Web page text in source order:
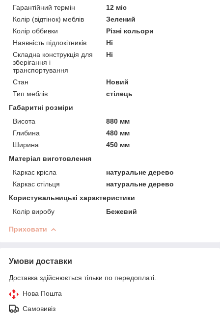
Гарантійний термін
12 міс
Колір (відтінок) меблів
Зелений
Колір оббивки
Різні кольори
Наявність підлокітників
Ні
Складна конструкція для
зберігання і
транспортування
Ні
Стан
Новий
Тип меблів
стілець
Габаритні розміри
Висота
880 мм
Глибина
480 мм
Ширина
450 мм
Матеріал виготовлення
Каркас крісла
натуральне дерево
Каркас стільця
натуральне дерево
Користувальницькі характеристики
Колір виробу
Бежевий
Приховати
Умови доставки
Доставка здійснюється тільки по передоплаті.
Нова Пошта
Самовивіз